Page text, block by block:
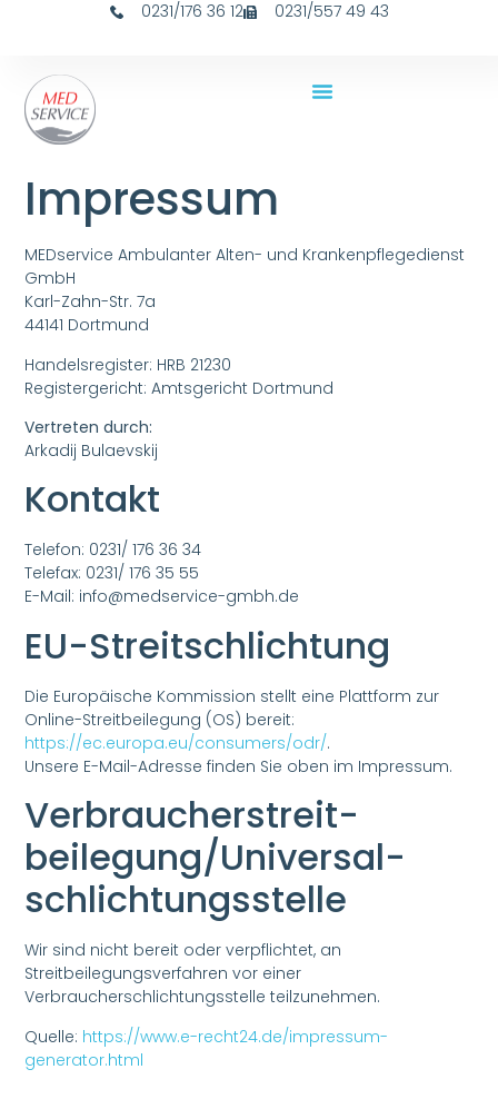
0231/176 36 12 0231/557 49 43
Impressum
MEDservice Ambulanter Alten- und Krankenpflegedienst
GmbH
Karl-Zahn-Str. 7a
44141 Dortmund
Handelsregister: HRB 21230
Registergericht: Amtsgericht Dortmund
Vertreten durch:
Arkadij Bulaevskij
Kontakt
Telefon: 0231/ 176 36 34
Telefax: 0231/ 176 35 55
E-Mail: info@medservice-gmbh.de
EU-Streitschlichtung
Die Europäische Kommission stellt eine Plattform zur
Online-Streitbeilegung (OS) bereit:
https://ec.europa.eu/consumers/odr/.
Unsere E-Mail-Adresse finden Sie oben im Impressum.
Verbraucher­streit­
beilegung/Universal­
schlichtungs­stelle
Wir sind nicht bereit oder verpflichtet, an
Streitbeilegungsverfahren vor einer
Verbraucherschlichtungsstelle teilzunehmen.
Quelle: https://www.e-recht24.de/impressum-
generator.html